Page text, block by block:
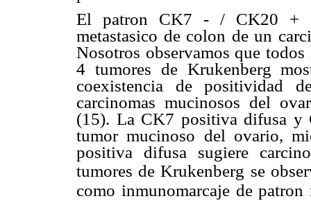
El patron CK7 - / CK20 +
metastasico de colon de un
Nosotros observamos que
4 tumores de Krukenberg
coexistencia de positividad
carcinomas mucinosos del
(15). La CK7 positiva difusa y
tumor mucinoso del ovario,
positiva difusa sugiere
tumores de Krukenberg se
como inmunomarcaje de